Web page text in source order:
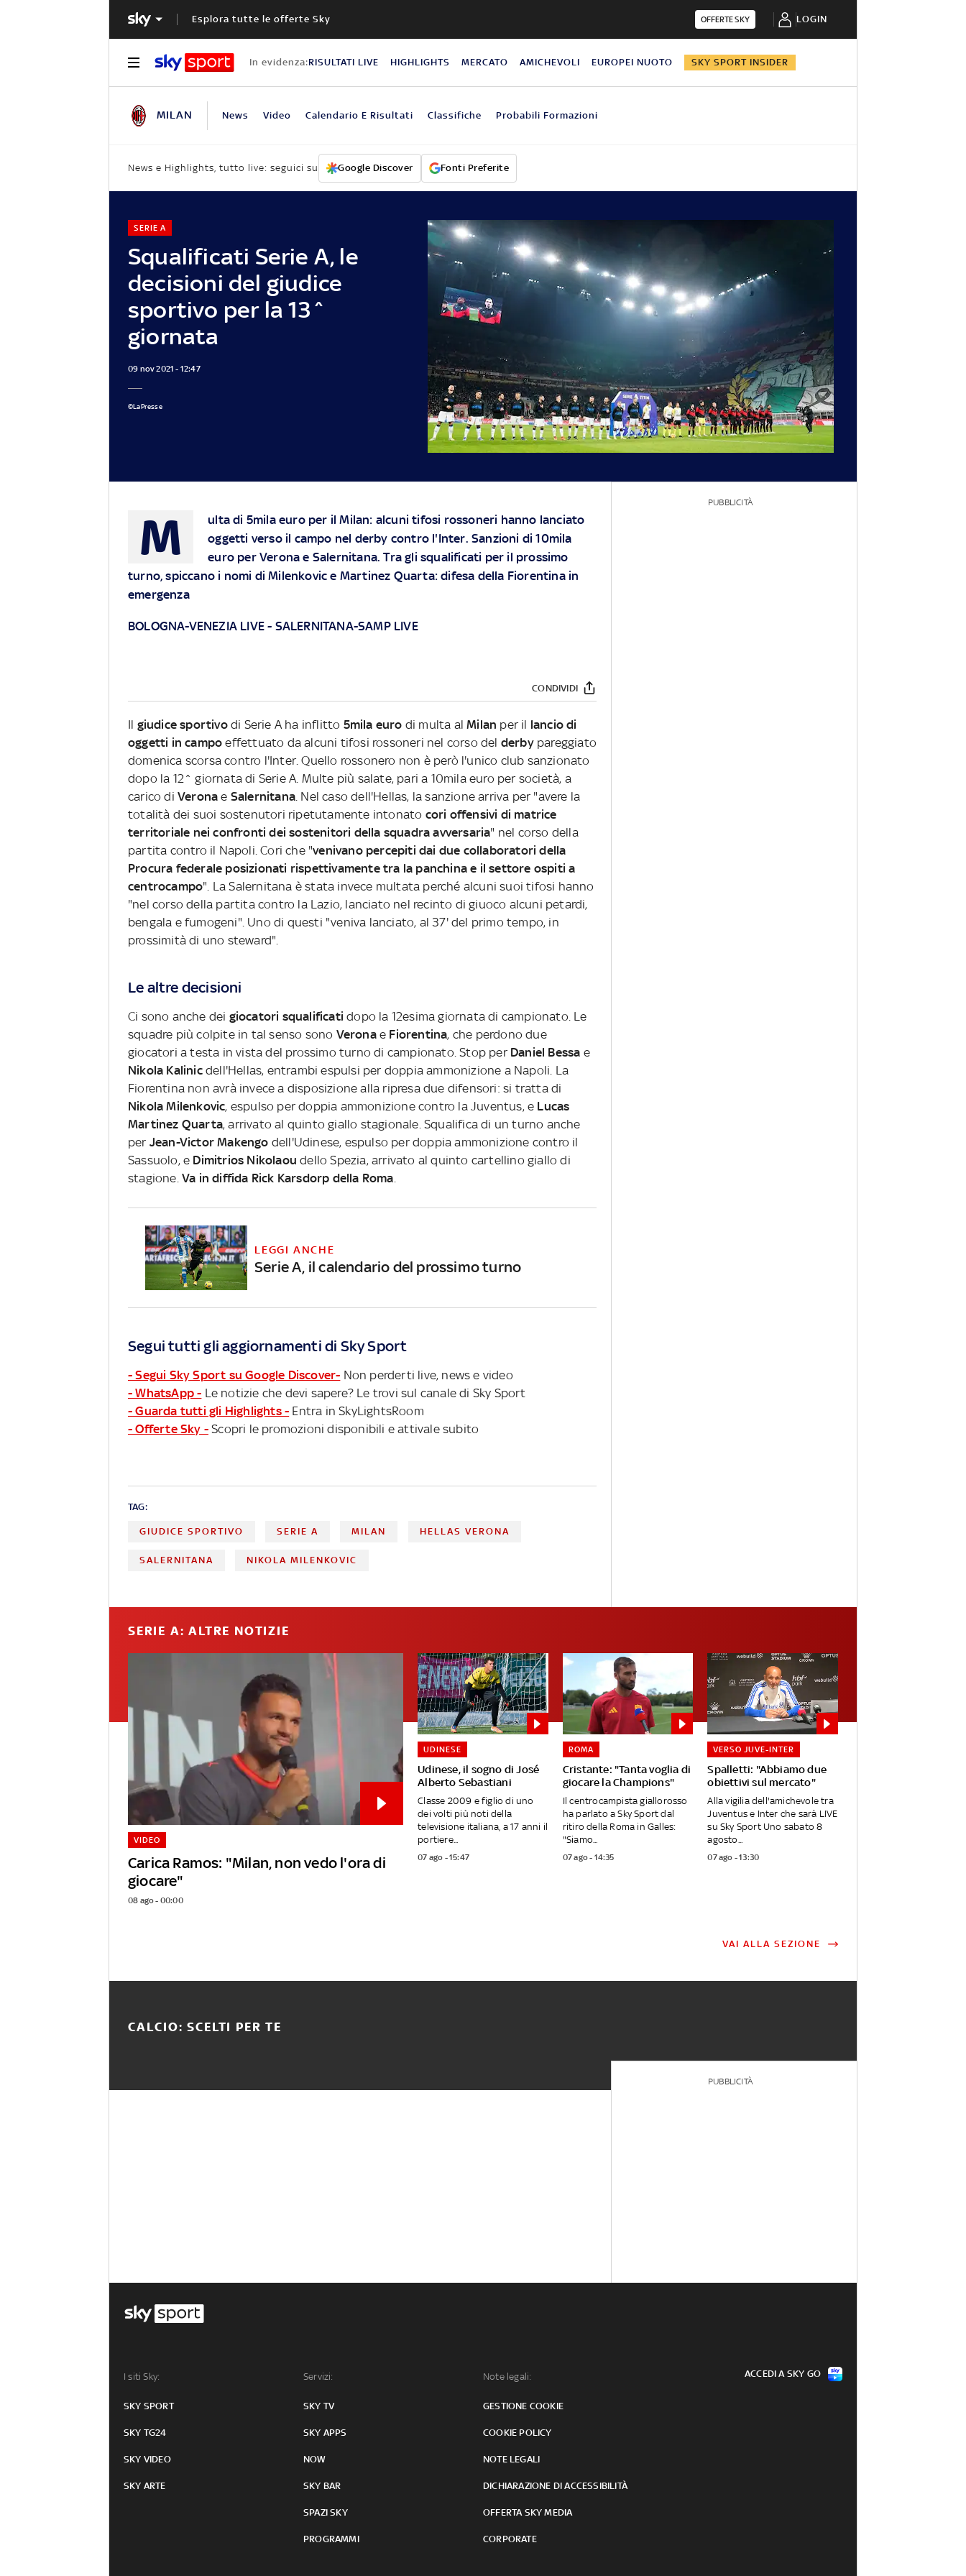
Esplora tutte le offerte Sky OFFERTE SKY LOGIN
In evidenza:RISULTATI LIVE HIGHLIGHTS MERCATO AMICHEVOLI EUROPEI NUOTO SKY SPORT INSIDER
MILAN News Video Calendario E Risultati Classifiche Probabili Formazioni
News e Highlights, tutto live: seguici su Google Discover Fonti Preferite
Squalificati Serie A, le
decisioni del giudice
sportivo per la 13^
giornata
SERIE A
09 nov 2021 - 12:47
©LaPresse
M
ulta di 5mila euro per il Milan: alcuni tifosi rossoneri hanno lanciato
oggetti verso il campo nel derby contro l'Inter. Sanzioni di 10mila
euro per Verona e Salernitana. Tra gli squalificati per il prossimo
turno, spiccano i nomi di Milenkovic e Martinez Quarta: difesa della Fiorentina in
emergenza
BOLOGNA-VENEZIA LIVE - SALERNITANA-SAMP LIVE
CONDIVIDI
Il giudice sportivodi Serie A ha inflitto 5mila euro di multa alMilan per il lancio di
oggetti in campo effettuato da alcuni tifosi rossoneri nel corso del derby pareggiato
domenica scorsa contro l'Inter. Quello rossonero non è però l'unico club sanzionato
dopo la 12^ giornata di Serie A. Multe più salate, pari a 10mila euro per società, a
carico di Veronae Salernitana. Nel caso dell'Hellas, la sanzione arriva per "avere la
totalità dei suoi sostenutori ripetutamente intonato cori offensivi di matrice
territoriale nei confronti dei sostenitori della squadra avversaria" nel corso della
partita contro il Napoli. Cori che "venivano percepiti dai due collaboratori della
Procura federale posizionati rispettivamente tra la panchina e il settore ospiti a
centrocampo". La Salernitana è stata invece multata perché alcuni suoi tifosi hanno
"nel corso della partita contro la Lazio, lanciato nel recinto di giuoco alcuni petardi,
bengala e fumogeni". Uno di questi "veniva lanciato, al 37' del primo tempo, in
prossimità di uno steward".
Le altre decisioni
Ci sono anche dei giocatori squalificatidopo la 12esima giornata di campionato. Le
squadre più colpite in tal senso sono Veronae Fiorentina, che perdono due
giocatori a testa in vista del prossimo turno di campionato. Stop per Daniel Bessa e
Nikola Kalinic dell'Hellas, entrambi espulsi per doppia ammonizione a Napoli. La
Fiorentina non avrà invece a disposizione alla ripresa due difensori: si tratta di
Nikola Milenkovic, espulso per doppia ammonizione contro la Juventus, e Lucas
Martinez Quarta, arrivato al quinto giallo stagionale. Squalifica di un turno anche
per Jean-Victor Makengo dell'Udinese, espulso per doppia ammonizione contro il
Sassuolo, e Dimitrios Nikolaoudello Spezia, arrivato al quinto cartellino giallo di
stagione. Va in diffida Rick Karsdorp della Roma.
LEGGI ANCHE
Serie A, il calendario del prossimo turno
Segui tutti gli aggiornamenti di Sky Sport
- Segui Sky Sport su Google Discover- Non perderti live, news e video
- WhatsApp - Le notizie che devi sapere? Le trovi sul canale di Sky Sport
- Guarda tutti gli Highlights - Entra in SkyLightsRoom
- Offerte Sky - Scopri le promozioni disponibili e attivale subito
TAG:
GIUDICE SPORTIVO SERIE A MILAN HELLAS VERONA
SALERNITANA NIKOLA MILENKOVIC
PUBBLICITÀ
SERIE A: ALTRE NOTIZIE
Carica Ramos: "Milan, non vedo l'ora di
giocare"
VIDEO
08 ago - 00:00
Udinese, il sogno di José
Alberto Sebastiani
UDINESE
Classe 2009 e figlio di uno
dei volti più noti della
televisione italiana, a 17 anni il
portiere...
07 ago - 15:47
Cristante: "Tanta voglia di
giocare la Champions"
ROMA
Il centrocampista giallorosso
ha parlato a Sky Sport dal
ritiro della Roma in Galles:
"Siamo...
07 ago - 14:35
Spalletti: "Abbiamo due
obiettivi sul mercato"
VERSO JUVE-INTER
Alla vigilia dell'amichevole tra
Juventus e Inter che sarà LIVE
su Sky Sport Uno sabato 8
agosto...
07 ago - 13:30
VAI ALLA SEZIONE
CALCIO: SCELTI PER TE
PUBBLICITÀ
I siti Sky:
SKY SPORT
SKY TG24
SKY VIDEO
SKY ARTE
Servizi:
SKY TV
SKY APPS
NOW
SKY BAR
SPAZI SKY
PROGRAMMI
Note legali:
GESTIONE COOKIE
COOKIE POLICY
NOTE LEGALI
DICHIARAZIONE DI ACCESSIBILITÀ
OFFERTA SKY MEDIA
CORPORATE
ACCEDI A SKY GO